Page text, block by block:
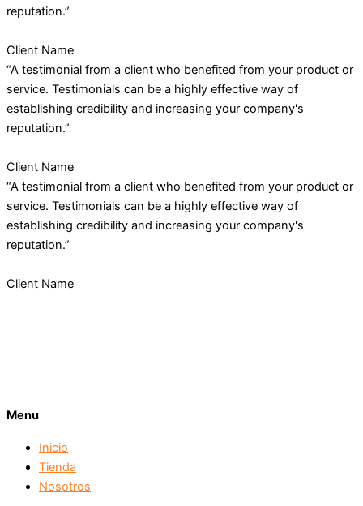
reputation.”
Client Name
“A testimonial from a client who benefited from your product or
service. Testimonials can be a highly effective way of
establishing credibility and increasing your company's
reputation.”
Client Name
“A testimonial from a client who benefited from your product or
service. Testimonials can be a highly effective way of
establishing credibility and increasing your company's
reputation.”
Client Name
Menu
Inicio
Tienda
Nosotros